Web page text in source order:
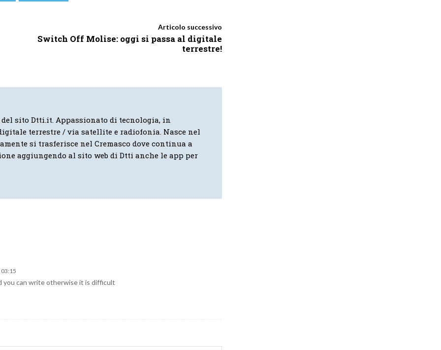
Articolo successivo
Switch Off Molise: oggi si passa al digitale
terrestre!
sito Dtti.it. Appassionato di tecnologia, in
terrestre / via satellite e radiofonia. Nasce nel
si trasferisce nel Cremasco dove continua a
aggiungendo al sito web di Dtti anche le app per
03:15
you can write otherwise it is difficult